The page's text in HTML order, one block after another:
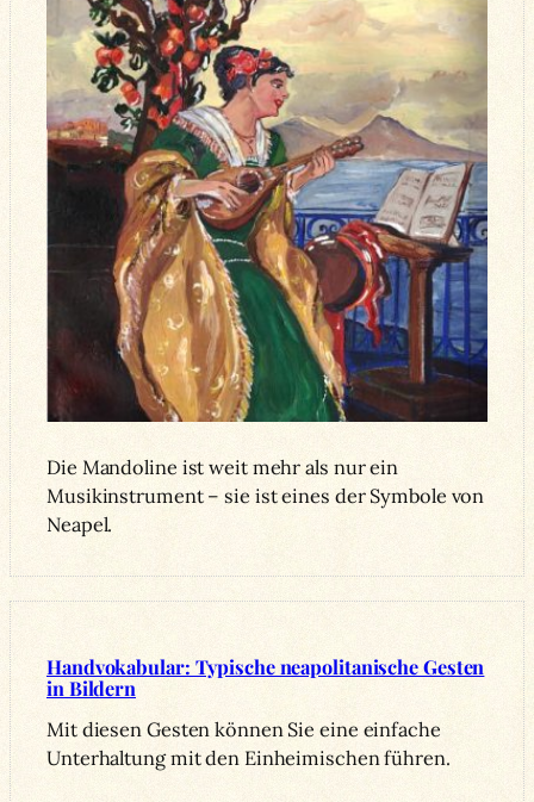
Die Mandoline ist weit mehr als nur ein
Musikinstrument – sie ist eines der Symbole von
Neapel.
Handvokabular: Typische neapolitanische Gesten
in Bildern
Mit diesen Gesten können Sie eine einfache
Unterhaltung mit den Einheimischen führen.